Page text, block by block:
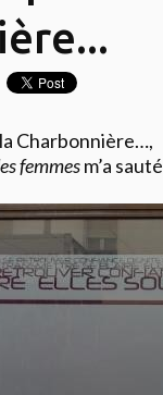
Charbonnière…,
femmesm’a